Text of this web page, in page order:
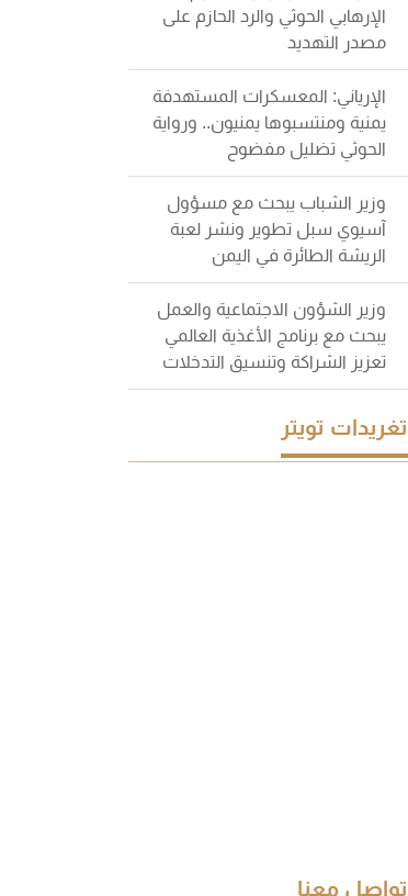
الإرهابي الحوثي والرد الحازم على
مصدر التهديد
الإرياني: المعسكرات المستهدفة
يمنية ومنتسبوها يمنيون.. ورواية
الحوثي تضليل مفضوح
وزير الشباب يبحث مع مسؤول
آسيوي سبل تطوير ونشر لعبة
الريشة الطائرة في اليمن
وزير الشؤون الاجتماعية والعمل
يبحث مع برنامج الأغذية العالمي
تعزيز الشراكة وتنسيق التدخلات
تغريدات تويتر
تواصل معنا